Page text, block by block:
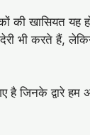
खासियत यह
भी करते हैं,
है जिनके द्वारे